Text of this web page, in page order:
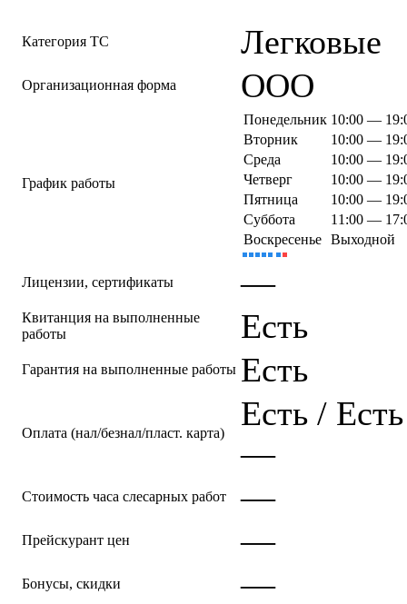
Категория ТС Легковые
Организационная форма ООО
График работы
Понедельник 10:00 —
Вторник
10:00 —
Среда
10:00 —
Четверг
10:00 —
Пятница
10:00 —
Суббота
11:00 —
Воскресенье Выходной
Лицензии, сертификаты —
Квитанция на выполненные
работы
Есть
Гарантия на выполненные работы Есть
Оплата (нал/безнал/пласт. карта)
Есть /
—
Стоимость часа слесарных работ —
Прейскурант цен —
Бонусы, скидки —